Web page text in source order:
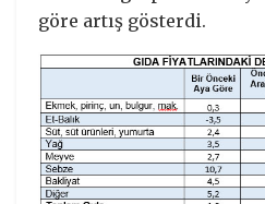
göre artış gösterdi.